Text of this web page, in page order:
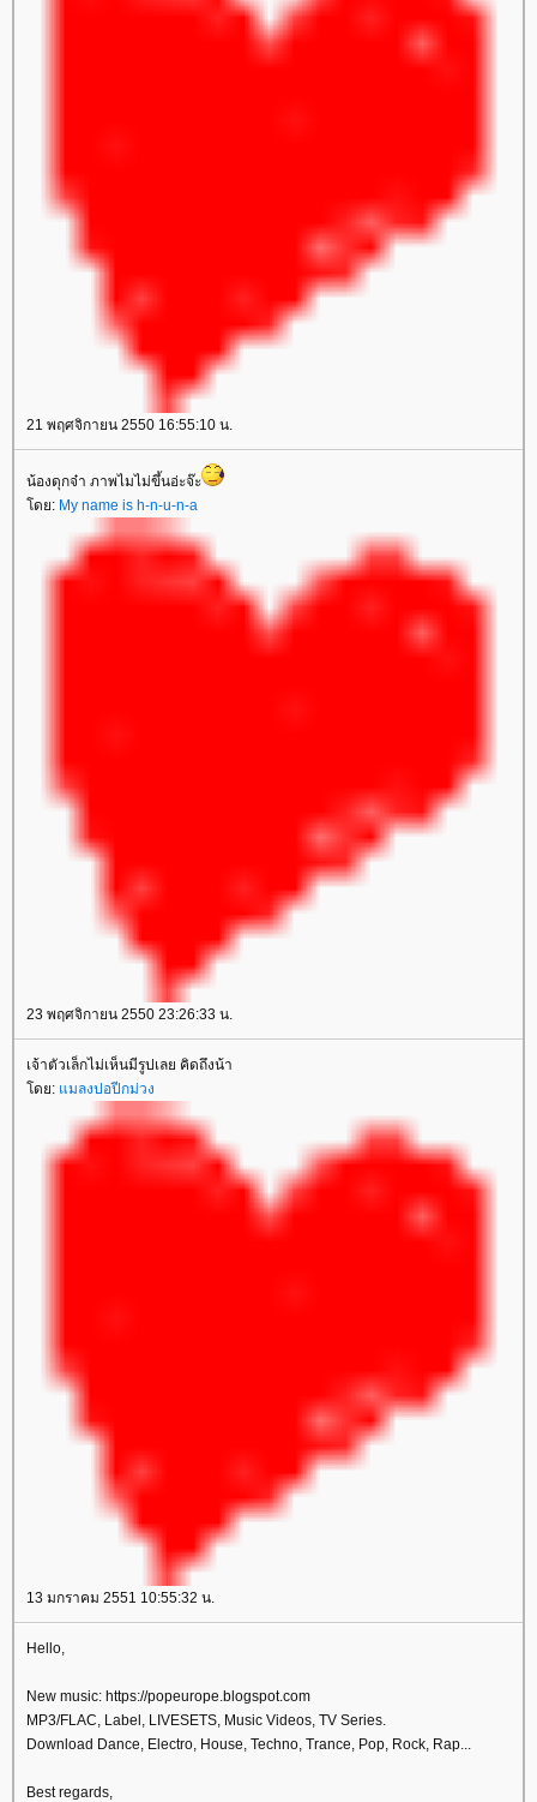
21 พฤศจิกายน 2550 16:55:10 น.
น้องดุกจ๋า ภาพไมไม่ขึ้นอ่ะจ๊ะ
ดย: My name is h-n-u-n-a
23 พฤศจิกายน 2550 23:26:33 น.
เจ้าตัวเล็กไม่เห็นมีรูปเลย คิดถึงน้า
ดย: มลงปอปีกม่วง
13 มกราคม 2551 10:55:32 น.
Hello,
New music: https://popeurope.blogspot.com
MP3/FLAC, Label, LIVESETS, Music Videos, TV Series.
Download Dance, Electro, House, Techno, Trance, Pop, Rock, Rap...
Best regards,